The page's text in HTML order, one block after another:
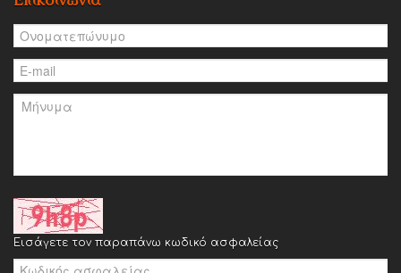
Εισάγετε τον παραπάνω κωδικό ασφαλείας